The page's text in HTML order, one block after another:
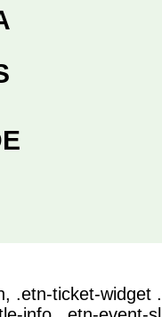
.etn-ticket-widget